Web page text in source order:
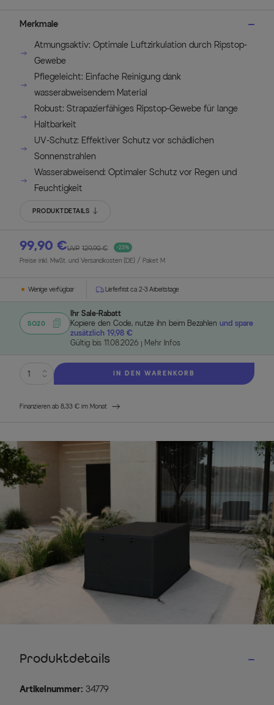
Merkmale
Atmungsaktiv: Optimale Luftzirkulation durch Ripstop-
Gewebe
Pflegeleicht: Einfache Reinigung dank
wasserabweisendem Material
Robust: Strapazierfähiges Ripstop-Gewebe für lange
Haltbarkeit
UV-Schutz: Effektiver Schutz vor schädlichen
Sonnenstrahlen
Wasserabweisend: Optimaler Schutz vor Regen und
Feuchtigkeit
PRODUKTDETAILS
99,90 € -23%
UVP 129,90 €
Preise inkl. MwSt. und Versandkosten (DE) / Paket M
Wenige verfügbar Lieferfrist ca. 2-3 Arbeitstage
SO20
Ihr Sale-Rabatt
Kopiere den Code, nutze ihn beim Bezahlen und spare
zusätzlich 19,98 €
Gültig bis 11.08.2026
Mehr Infos
IN DEN WARENKORB
Finanzieren ab 8,33 € im Monat
Produktdetails
Artikelnummer: 34779